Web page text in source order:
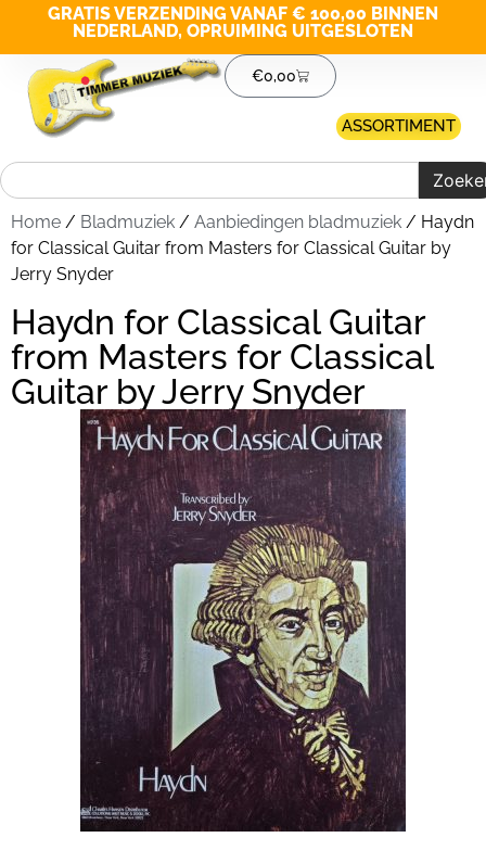
GRATIS VERZENDING VANAF € 100,00 BINNEN
NEDERLAND, OPRUIMING UITGESLOTEN
€0,00
ASSORTIMENT
Home / Bladmuziek / Aanbiedingen bladmuziek / Haydn
for Classical Guitar from Masters for Classical Guitar by
Jerry Snyder
Haydn for Classical Guitar
from Masters for Classical
Guitar by Jerry Snyder